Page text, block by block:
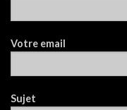
Votre email
Sujet